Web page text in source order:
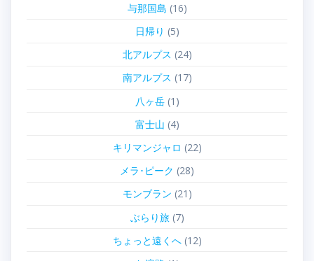
与那国島 (16)
日帰り (5)
北アルプス (24)
南アルプス (17)
八ヶ岳(1)
富士山 (4)
キリマンジャロ (22)
メラ･ピーク (28)
モンブラン (21)
ぶらり旅(7)
ちょっと遠くへ(12)